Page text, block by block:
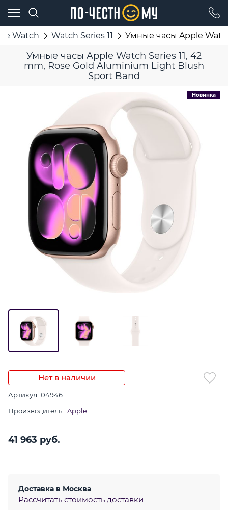
Watch Watch Series 11 Умные часы Apple
Умные часы Apple Watch Series 11, 42
mm, Rose Gold Aluminium Light Blush
Sport Band
Новинка
Нет в наличии
Артикул: 04946
Производитель : Apple
41 963 руб.
Доставка в Москва
Рассчитать стоимость доставки